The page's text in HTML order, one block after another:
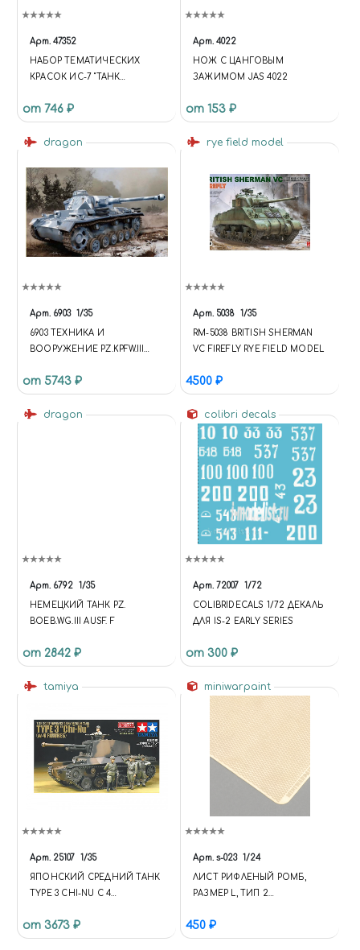
Арт. 47352
НАБОР ТЕМАТИЧЕСКИХ
КРАСОК ИС-7 "ТАНК
от 746 ₽
Арт. 4022
НОЖ С ЦАНГОВЫМ
ЗАЖИМОМ JAS 4022
от 153 ₽
dragon
Арт. 6903 1/35
6903 ТЕХНИКА И
ВООРУЖЕНИЕ PZ.KPFW.III
от 5743 ₽
rye field model
Арт. 5038 1/35
RM-5038 BRITISH SHERMAN
VC FIREFLY RYE FIELD MODEL
4500 ₽
dragon
Арт. 6792 1/35
НЕМЕЦКИЙ ТАНК PZ.
BOEB.WG.III AUSF. F
от 2842 ₽
colibri decals
Арт. 72007 1/72
COLIBRIDECALS 1/72 ДЕКАЛЬ
ДЛЯ IS-2 EARLY SERIES
от 300 ₽
tamiya
Арт. 25107 1/35
ЯПОНСКИЙ СРЕДНИЙ ТАНК
TYPE 3 CHI-NU С 4
от 3673 ₽
miniwarpaint
Арт. s-023 1/24
ЛИСТ РИФЛЕНЫЙ РОМБ,
РАЗМЕР L, ТИП 2
ЛИСТЫ, СЕТКИ, ПРОФИЛИ
450 ₽